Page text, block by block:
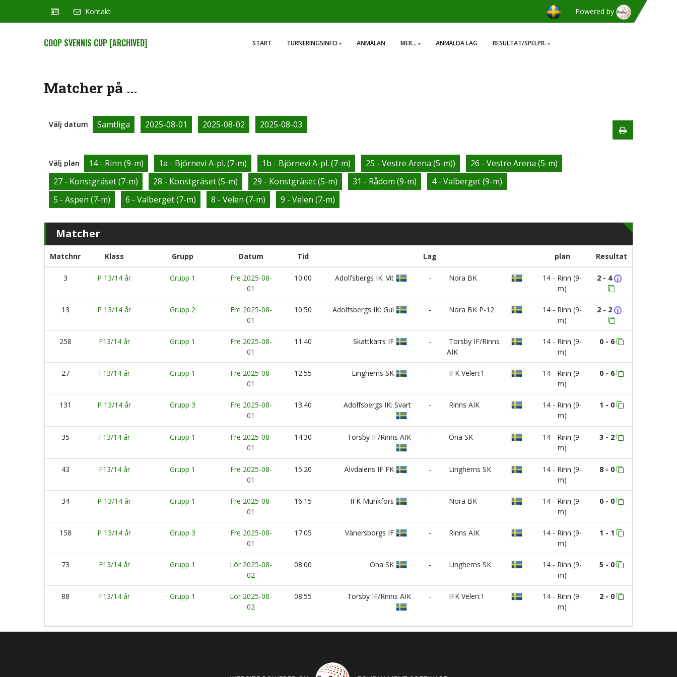
Kontakt Powered by
COOP SVENNIS CUP [ARCHIVED] START TURNERINGSINFO ANMÄLAN MER... ANMÄLDA LAG RESULTAT/SPELPR.
Matcher på ...
Välj datum Samtliga 2025-08-01 2025-08-02 2025-08-03
Välj plan 14 - Rinn (9-m) 1a - Björnevi A-pl. (7-m) 1b - Björnevi A-pl. (7-m) 25 - Vestre Arena (5-m))
26 - Vestre Arena (5-m)
27 - Konstgräset (7-m)
28 - Konstgräset (5-m) 29 - Konstgräset (5-m) 31 - Rådom (9-m)
4 - Valberget (9-m)
5 - Aspen (7-m)
6 - Valberget (7-m) 8 - Velen (7-m) 9 - Velen (7-m)
Matcher
Matchnr Klass Grupp Datum Tid Lag plan Resultat
3 P 13/14 år Grupp 1
Fre 2025-08-
01
10:00 Adolfsbergs IK: Vit - Nora BK
14 - Rinn (9-
m)
2 - 4
13 P 13/14 år Grupp 2
Fre 2025-08-
01
10:50 Adolfsbergs IK: Gul - Nora BK P-12
14 - Rinn (9-
m)
2 - 2
258 F13/14 år Grupp 1
Fre 2025-08-
01
11:40 Skattkärrs IF -
Torsby IF/Rinns
AIK
14 - Rinn (9-
m)
0 - 6
27 F13/14 år Grupp 1
Fre 2025-08-
01
12:55 Linghems SK - IFK Velen:1
14 - Rinn (9-
m)
0 - 6
131 P 13/14 år Grupp 3
Fre 2025-08-
01
13:40 Adolfsbergs IK: Svart - Rinns AIK
14 - Rinn (9-
m)
1 - 0
35 F13/14 år Grupp 1
Fre 2025-08-
01
14:30 Torsby IF/Rinns AIK - Öna SK
14 - Rinn (9-
m)
3 - 2
43 F13/14 år Grupp 1
Fre 2025-08-
01
15:20 Älvdalens IF FK - Linghems SK
14 - Rinn (9-
m)
8 - 0
34 P 13/14 år Grupp 1
Fre 2025-08-
01
16:15 IFK Munkfors - Nora BK
14 - Rinn (9-
m)
0 - 0
158 P 13/14 år Grupp 3
Fre 2025-08-
01
17:05 Vänersborgs IF - Rinns AIK
14 - Rinn (9-
m)
1 - 1
73 F13/14 år Grupp 1
Lör 2025-08-
02
08:00 Öna SK - Linghems SK
14 - Rinn (9-
m)
5 - 0
88 F13/14 år Grupp 1
Lör 2025-08-
02
08:55 Torsby IF/Rinns AIK - IFK Velen:1
14 - Rinn (9-
m)
2 - 0